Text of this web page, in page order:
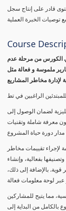
قادر على إنتاج سجل
الخبرة العملية
Course
في الكورس من مرحلة عدم
ملموسة و فعالة مثل
لضمان الوصول إلى
معرفة شاملة وتقنيات
لإجراء تقييمات مخاطر
بفعالية، وإنشاء
بالإضافة إلى ذلك،
مما يتيح للمشاركين
من البداية إلى